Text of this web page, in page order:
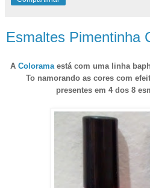
Esmaltes Pimentinha
A Coloramaestá com uma linha
To namorando as cores com
presentes em 4 dos 8